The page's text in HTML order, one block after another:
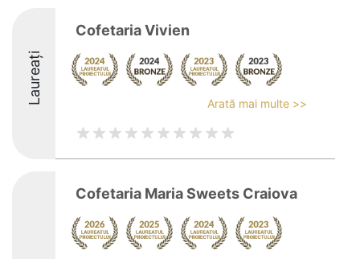
Laureați
Cofetaria Vivien
Arată mai multe >>
Cofetaria Maria Sweets Craiova